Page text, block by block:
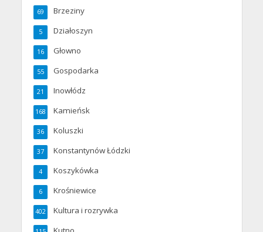
Brzeziny
69
Działoszyn
5
Głowno
16
Gospodarka
55
Inowłódz
21
Kamieńsk
168
Koluszki
36
Konstantynów Łódzki
37
Koszykówka
4
Krośniewice
6
Kultura i rozrywka
402